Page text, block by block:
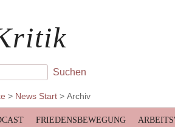
> News Start > Archiv
FRIEDENSBEWEGUNG